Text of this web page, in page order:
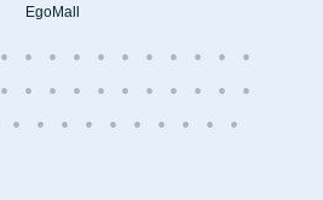
ПОДБОР ОБОРУДОВАНИЯ
Нам важен результат, поэтому
выезжаем с разными
EgoMall